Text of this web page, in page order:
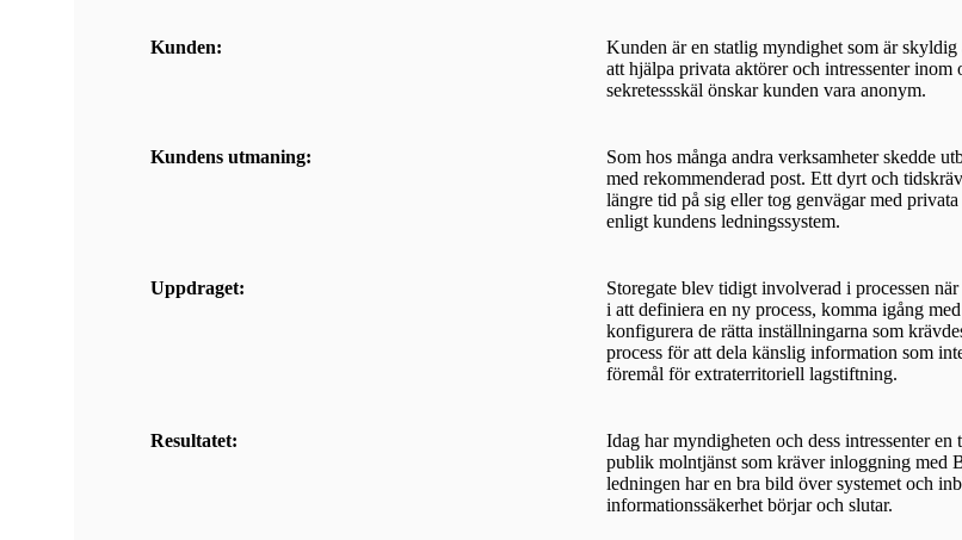
Kunden:
Kunden är en statlig myndighet som är
att hjälpa privata aktörer och intressenter
sekretessskäl önskar kunden vara anonym.
Kundens utmaning:
Som hos många andra verksamheter skedde
med rekommenderad post. Ett dyrt och
längre tid på sig eller tog genvägar med
enligt kundens ledningssystem.
Uppdraget:
Storegate blev tidigt involverad i processen
i att definiera en ny process, komma igång
konfigurera de rätta inställningarna som
process för att dela känslig information som
föremål för extraterritoriell lagstiftning.
Resultatet:
Idag har myndigheten och dess intressenter
publik molntjänst som kräver inloggning med
ledningen har en bra bild över systemet och
informationssäkerhet börjar och slutar.